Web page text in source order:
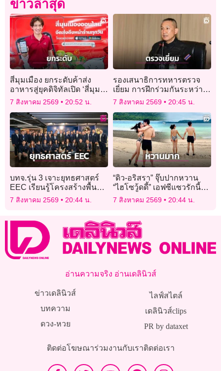
ข่าวล่าสุด
สี่มุมเมือง ยกระดับค้าส่ง
อาหารสู่ยุคดิจิทัลเปิด ‘สี่มุม
เมืองออนไลน์’
7 สิงหาคม 2569 20:52 น.
รองเสนาธิการทหารตรวจ
เยี่ยม การฝึกร่วมกันระหว่าง
ราชบุรี-กองทัพ
7 สิงหาคม 2569 20:45 น.
บทจ.รุ่น 3 เจาะยุทธศาสตร์
EEC เรียนรู้โครงสร้างพื้น
ฐาน–อุตสาหกรรมอนาคต
7 สิงหาคม 2569 20:44 น.
“ดิว-อริสรา” จุ๊บปากหวาน
“ไฮโซวู้ดดี้” เอฟซีแซวรักนี้
ลงตัว ค่อยๆเปิดค่อยๆดำเนิน
7 สิงหาคม 2569 20:44 น.
อ่านความจริง อ่านเดลินิวส์
ข่าวเดลินิวส์
บทความ
ดวง-หวย
ไลฟ์สไตล์
เดลินิวส์clips
PR by dataxet
ติดต่อโฆษณาร่วมงานกับเราติดต่อเรา